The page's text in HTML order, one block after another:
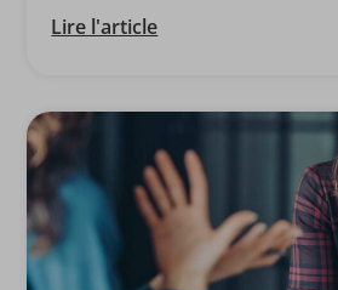
Lire l'article